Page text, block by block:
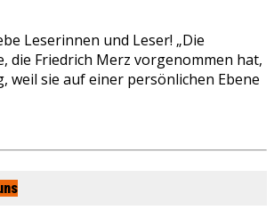
Leserinnen und Leser! „Die
die Friedrich Merz vorgenommen hat,
weil sie auf einer persönlichen Ebene